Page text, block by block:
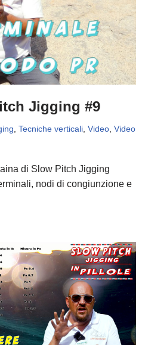
Jigging #9
Tecniche verticali Video Video
di Slow Pitch Jigging
nodi di congiunzione e